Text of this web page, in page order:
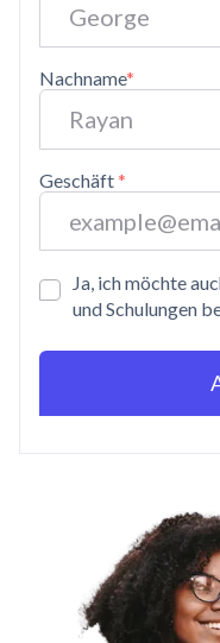
Nachname*
Geschäft*
Ja, ich möchte
und Schulungen